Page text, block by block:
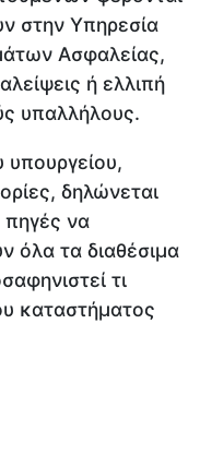
στην Υπηρεσία
Ασφαλείας,
ή ελλιπή
υπαλλήλους.
δηλώνεται
πηγές να
όλα τα διαθέσιμα
τι
καταστήματος